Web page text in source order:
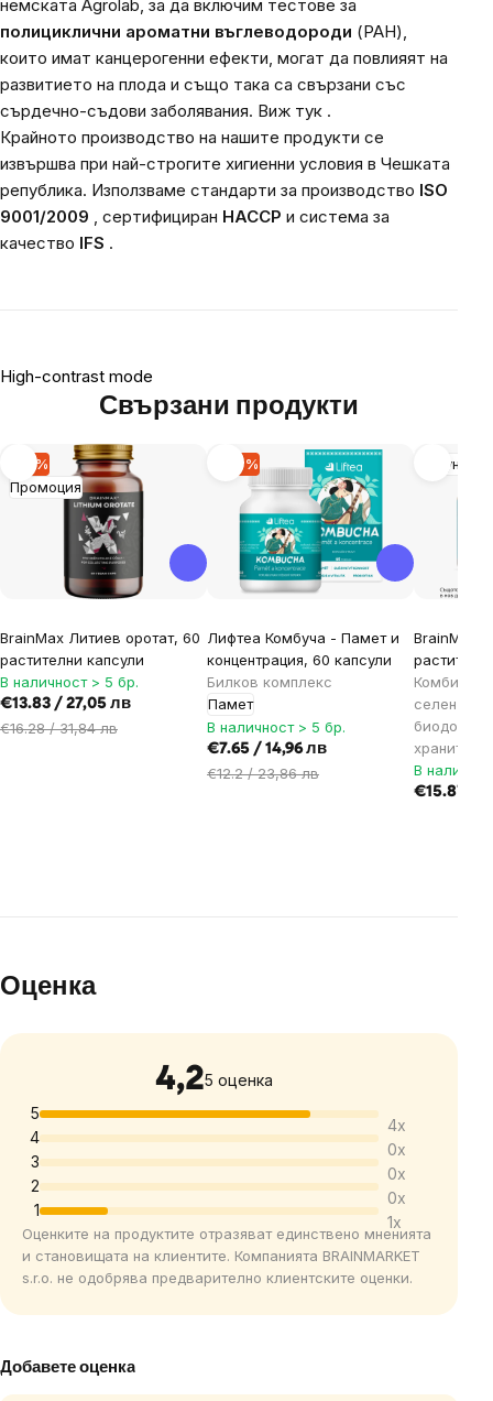
немската Agrolab, за да включим тестове за
полициклични ароматни въглеводороди (PAH),
които имат канцерогенни ефекти, могат да повлияят на
развитието на плода и също така са свързани със
сърдечно-съдови заболявания. Виж тук .
Крайното производство на нашите продукти се
извършва при най-строгите хигиенни условия в Чешката
република. Използваме стандарти за производство ISO
9001/2009 , сертифициран HACCP и система за
качество IFS .
High-contrast mode
Свързани продукти
Промоция
-15 %
BrainMax Литиев оротат, 60
растителни капсули
В наличност > 5 бр.
€13.83 / 27,05 лв
€16.28 / 31,84 лв
-37 %
Лифтеа Комбуча - Памет и
концентрация, 60 капсули
Билков комплекс
Памет
В наличност > 5 бр.
€7.65 / 14,96 лв
€12.2 / 23,86 лв
Имунитет
BrainMax
селен и
В
€15.87 /
Оценка
4,2The
average
product
rating
is
4,2
out
of
5
stars.
5 оценка
5
4x
4
0x
3
0x
2
0x
1
1x
Оценките на продуктите отразяват единствено мненията
и становищата на клиентите. Компанията BRAINMARKET
s.r.o. не одобрява предварително клиентските оценки.
Добавете оценка